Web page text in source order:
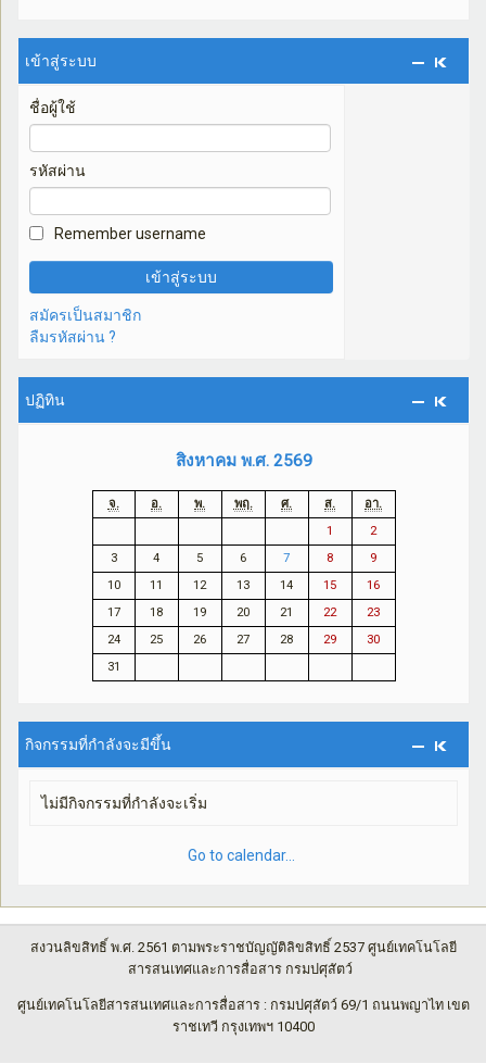
เข้าสู่ระบบ
ชื่อผู้ใช้
รหัสผ่าน
Remember username
สมัครเป็นสมาชิก
ลืมรหัสผ่าน ?
ปฏิทิน
สิงหาคม พ.ศ. 2569
จ. อ. พ. พฤ. ศ. ส.
อา.
1
2
3
4 5 6 7 8
9
10
11 12 13 14 15
16
17
18 19 20 21 22
23
24
25 26 27 28 29
30
31
กิจกรรมที่กำลังจะมีขึ้น
ไม่มีกิจกรรมที่กำลังจะเริ่ม
Go to calendar...
สงวนลิขสิทธิ์ พ.ศ. 2561 ตามพระราชบัญญัติลิขสิทธิ์ 2537 ศูนย์เทคโนโลยี
สารสนเทศและการสื่อสาร กรมปศุสัตว์
ศูนย์เทคโนโลยีสารสนเทศและการสื่อสาร : กรมปศุสัตว์ 69/1 ถนนพญาไท เขต
ราชเทวี กรุงเทพฯ 10400